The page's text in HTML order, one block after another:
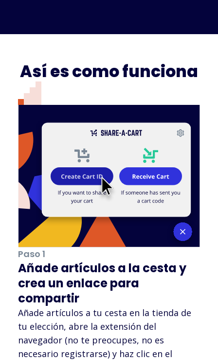
Así es como funciona
Paso 1
Añade artículos a la cesta y
crea un enlace para
compartir
Añade artículos a tu cesta en la tienda de
tu elección, abre la extensión del
navegador (no te preocupes, no es
necesario registrarse) y haz clic en el